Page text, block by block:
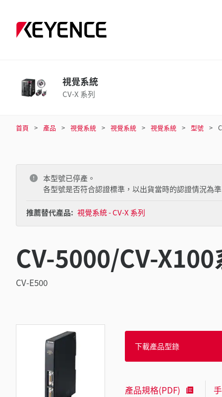
視覺系統
CV-X 系列
首頁 產品 視覺系統 視覺系統 視覺系統 型號
本型號已停產。
各型號是否符合認證標準，以出貨當時的認證情況為準
推薦替代產品: 視覺系統 - CV-X 系列
CV-5000/CV-
CV-E500
下載產品型錄
產品規格(PDF)